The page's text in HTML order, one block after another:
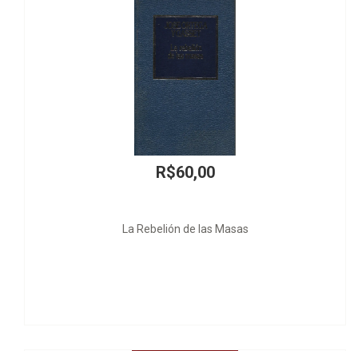
R$74,00
A Tempestividade da Tutela Jurisdicional e a Função Social do